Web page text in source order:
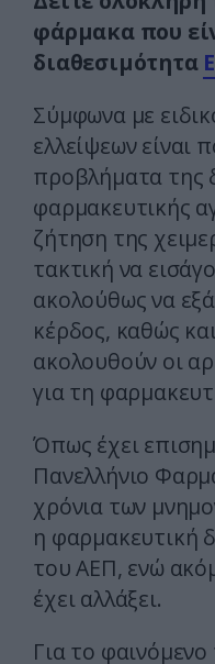
φάρμακα που
διαθεσιμότητα
Σύμφωνα με
ελλείψεων είναι
προβλήματα της
φαρμακευτικής
ζήτηση της
τακτική να
ακολούθως να
κέρδος, καθώς
ακολουθούν οι
για τη
Όπως έχει
Πανελλήνιο
χρόνια των
η φαρμακευτική
του ΑΕΠ, ενώ
έχει αλλάξει.
Για το